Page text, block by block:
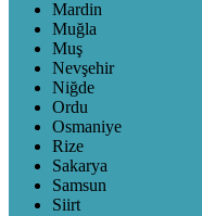
Mardin
Muğla
Muş
Nevşehir
Niğde
Ordu
Osmaniye
Rize
Sakarya
Samsun
Siirt